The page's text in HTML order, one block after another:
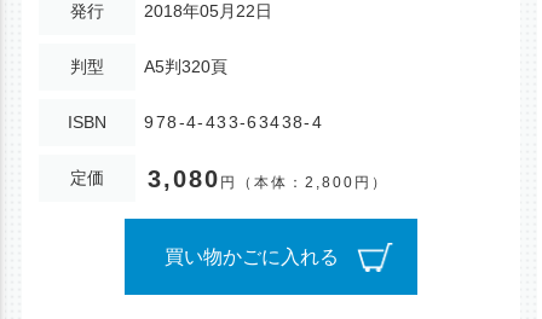
発行 2018年05月22日
判型 A5判320頁
ISBN 978-4-433-63438-4
定価 3,080 円 （本体：2,800円）
買い物かごに入れる